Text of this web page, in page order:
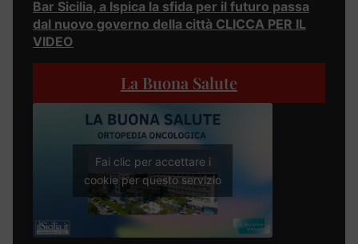
Bar Sicilia, a Ispica la sfida per il futuro passa
dal nuovo governo della città CLICCA PER IL
VIDEO
La Buona Salute
Fai clic per accettare i
cookie per questo servizio